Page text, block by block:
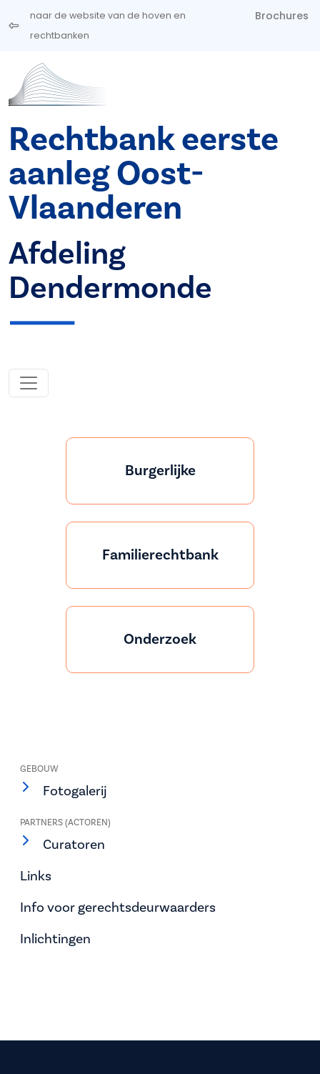
Overslaan en naar de inhoud gaan
naar de website van de hoven en
rechtbanken
Brochures
Rechtbank eerste
aanleg Oost-
Vlaanderen
Afdeling
Dendermonde
Burgerlijke
Familierechtbank
Onderzoek
GEBOUW
Fotogalerij
PARTNERS (ACTOREN)
Curatoren
Links
Info voor gerechtsdeurwaarders
Inlichtingen